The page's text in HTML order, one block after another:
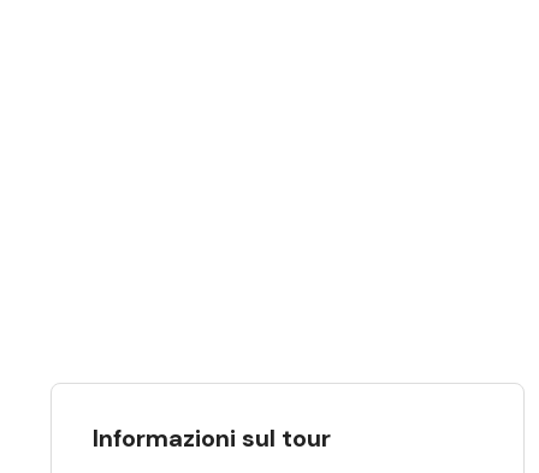
Informazioni sul tour